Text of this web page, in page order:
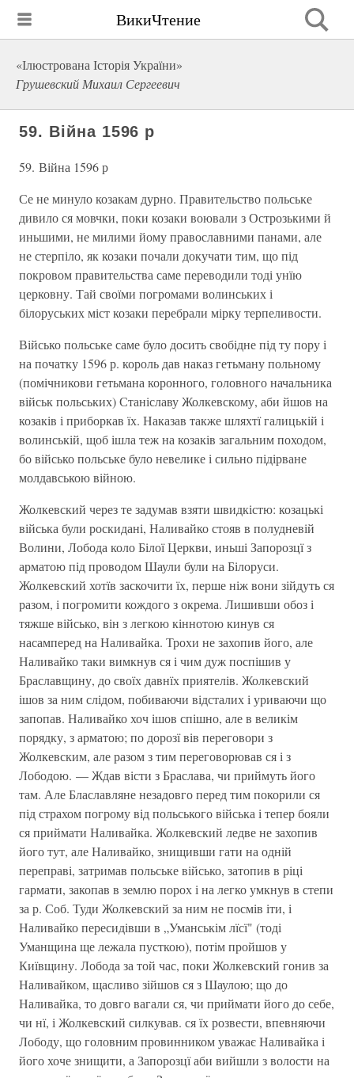
ВикиЧтение
«Ілюстрована Історія України»
Грушевский Михаил Сергеевич
59. Війна 1596 р
59. Війна 1596 р
Се не минуло козакам дурно. Правительство польське
дивило ся мовчки, поки козаки воювали з Острозькими й
иньшими, не милими йому православними панами, але
не стерпіло, як козаки почали докучати тим, що під
покровом правительства саме переводили тоді унїю
церковну. Тай своїми погромами волинських і
білоруських міст козаки перебрали мірку терпеливости.
Військо польське саме було досить свобідне під ту пору і
на початку 1596 р. король дав наказ гетьману польному
(помічникови гетьмана коронного, головного начальника
військ польських) Станіславу Жолкевскому, аби йшов на
козаків і приборкав їх. Наказав также шляхтї галицькій і
волинській, щоб ішла теж на козаків загальним походом,
бо військо польське було невелике і сильно підірване
молдавською війною.
Жолкевский через те задумав взяти швидкістю: козацькі
війська були роскидані, Наливайко стояв в полудневій
Волини, Лобода коло Білої Церкви, иньші Запорозцї з
арматою під проводом Шаули були на Білоруси.
Жолкевский хотїв заскочити їх, перше ніж вони зійдуть ся
разом, і погромити кождого з окрема. Лишивши обоз і
тяжше військо, він з легкою кіннотою кинув ся
насамперед на Наливайка. Трохи не захопив його, але
Наливайко таки вимкнув ся і чим дуж поспішив у
Браславщину, до своїх давнїх приятелів. Жолкевский
ішов за ним слідом, побиваючи відсталих і уриваючи що
запопав. Наливайко хоч ішов спішно, але в великім
порядку, з арматою; по дорозї вів переговори з
Жолкевским, але разом з тим переговорював ся і з
Лободою. — Ждав вісти з Браслава, чи приймуть його
там. Але Блаславляне незадовго перед тим покорили ся
під страхом погрому від польського війська і тепер бояли
ся приймати Наливайка. Жолкевский ледве не захопив
його тут, але Наливайко, знищивши гати на одній
переправі, затримав польське військо, затопив в ріці
гармати, закопав в землю порох і на легко умкнув в степи
за р. Соб. Туди Жолкевский за ним не посмів іти, і
Наливайко пересидівши в „Уманськім лїсї" (тоді
Уманщина ще лежала пусткою), потім пройшов у
Київщину. Лобода за той час, поки Жолкевский гонив за
Наливайком, щасливо зійшов ся з Шаулою; що до
Наливайка, то довго вагали ся, чи приймати його до себе,
чи нї, і Жолкевский силкував. ся їх розвести, впевняючи
Лободу, що головним провинником уважає Наливайка і
його хоче знищити, а Запорозцї аби вийшли з волости на